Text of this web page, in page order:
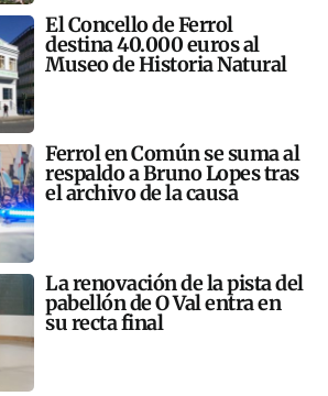
El Concello de Ferrol
destina 40.000 euros al
Museo de Historia Natural
Ferrol en Común se suma al
respaldo a Bruno Lopes tras
el archivo de la causa
La renovación de la pista del
pabellón de O Val entra en
su recta final